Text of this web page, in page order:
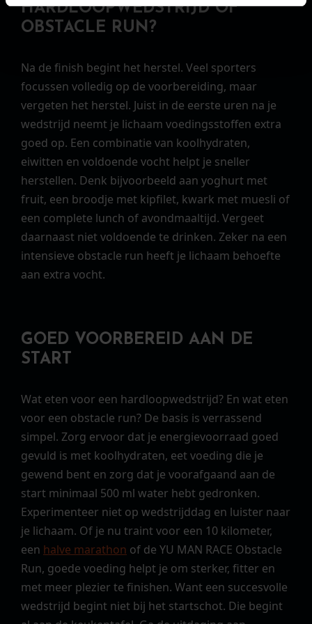
HARDLOOPWEDSTRIJD OF
OBSTACLE RUN?
Na de finish begint het herstel. Veel sporters
focussen volledig op de voorbereiding, maar
vergeten het herstel. Juist in de eerste uren na je
wedstrijd neemt je lichaam voedingsstoffen extra
goed op. Een combinatie van koolhydraten,
eiwitten en voldoende vocht helpt je sneller
herstellen. Denk bijvoorbeeld aan yoghurt met
fruit, een broodje met kipfilet, kwark met muesli of
een complete lunch of avondmaaltijd. Vergeet
daarnaast niet voldoende te drinken. Zeker na een
intensieve obstacle run heeft je lichaam behoefte
aan extra vocht.
GOED VOORBEREID AAN DE
START
Wat eten voor een hardloopwedstrijd? En wat eten
voor een obstacle run? De basis is verrassend
simpel. Zorg ervoor dat je energievoorraad goed
gevuld is met koolhydraten, eet voeding die je
gewend bent en zorg dat je voorafgaand aan de
start minimaal 500 ml water hebt gedronken.
Experimenteer niet op wedstrijddag en luister naar
je lichaam. Of je nu traint voor een 10 kilometer,
een halve marathon of de YU MAN RACE Obstacle
Run, goede voeding helpt je om sterker, fitter en
met meer plezier te finishen. Want een succesvolle
wedstrijd begint niet bij het startschot. Die begint